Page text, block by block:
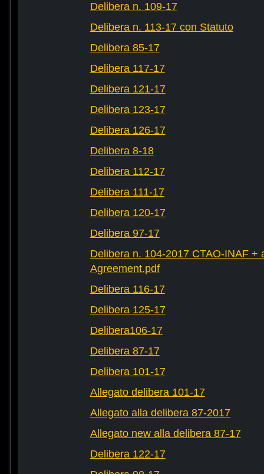
Delibera n. 109-17
Delibera n. 113-17 con Statuto
Delibera 85-17
Delibera 117-17
Delibera 121-17
Delibera 123-17
Delibera 126-17
Delibera 8-18
Delibera 112-17
Delibera 111-17
Delibera 120-17
Delibera 97-17
Delibera n. 104-2017 CTAO-INAF +
Agreement.pdf
Delibera 116-17
Delibera 125-17
Delibera106-17
Delibera 87-17
Delibera 101-17
Allegato delibera 101-17
Allegato alla delibera 87-2017
Allegato new alla delibera 87-17
Delibera 122-17